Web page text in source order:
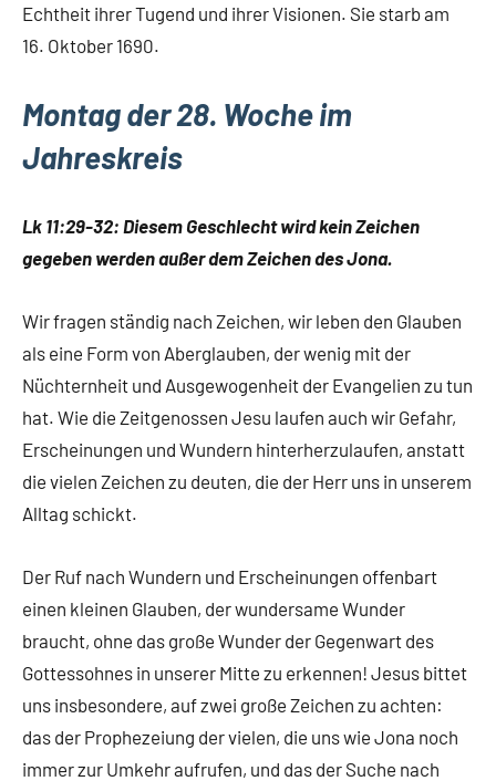
Echtheit ihrer Tugend und ihrer Visionen. Sie starb am
16. Oktober 1690.
Montag der 28. Woche im
Jahreskreis
Lk 11:29-32: Diesem Geschlecht wird kein Zeichen
gegeben werden außer dem Zeichen des Jona.
Wir fragen ständig nach Zeichen, wir leben den Glauben
als eine Form von Aberglauben, der wenig mit der
Nüchternheit und Ausgewogenheit der Evangelien zu tun
hat. Wie die Zeitgenossen Jesu laufen auch wir Gefahr,
Erscheinungen und Wundern hinterherzulaufen, anstatt
die vielen Zeichen zu deuten, die der Herr uns in unserem
Alltag schickt.
Der Ruf nach Wundern und Erscheinungen offenbart
einen kleinen Glauben, der wundersame Wunder
braucht, ohne das große Wunder der Gegenwart des
Gottessohnes in unserer Mitte zu erkennen! Jesus bittet
uns insbesondere, auf zwei große Zeichen zu achten:
das der Prophezeiung der vielen, die uns wie Jona noch
immer zur Umkehr aufrufen, und das der Suche nach